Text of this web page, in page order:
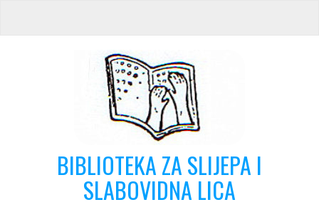
BIBLIOTEKA ZA SLIJEPA I
SLABOVIDNA LICA